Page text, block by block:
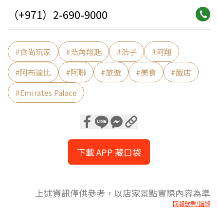
（+971）2-690-9000
#食尚玩家 #浩角翔起 #浩子 #阿翔
#阿布達比 #阿聯 #旅遊 #美食 #飯店
#Emirates Palace
下載 APP 藏口袋
上述資訊僅供參考，以店家景點實際內容為準
回報歇業/錯誤